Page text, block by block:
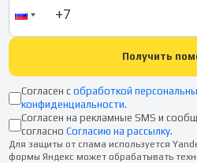
Получить
Согласен с обработкой
конфиденциальности.
Согласен на рекламные SMS и
согласно Согласию на рассылку.
Для защиты от спама используется
формы Яндекс может обрабатывать